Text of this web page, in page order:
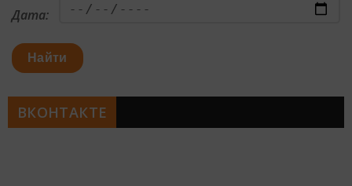
Дата:
Найти
ВКОНТАКТЕ